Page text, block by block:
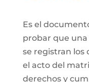
Es el
probar que una
se registran los
el acto del
derechos y